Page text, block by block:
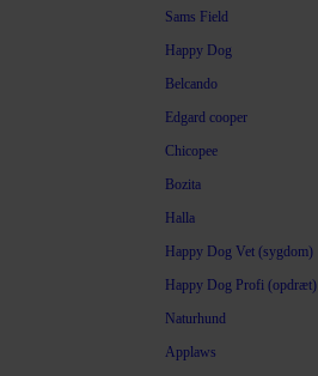
Sams Field
Happy Dog
Belcando
Edgard cooper
Chicopee
Bozita
Halla
Happy Dog Vet (sygdom)
Happy Dog Profi (opdræt)
Naturhund
Applaws